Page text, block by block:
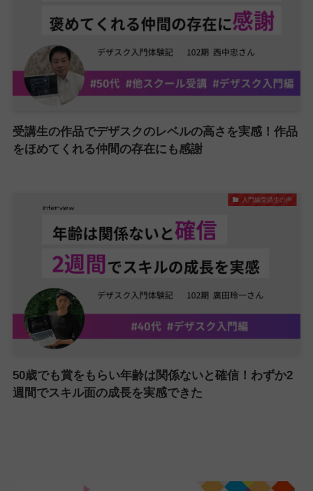
受講生の作品でデザスクのレベルの高さを実感！作品
をほめてくれる仲間の存在にも感謝
入門編受講生の声
50歳でも賞をもらい年齢は関係ないと確信！わずか2
週間でスキル面の成長を実感できた